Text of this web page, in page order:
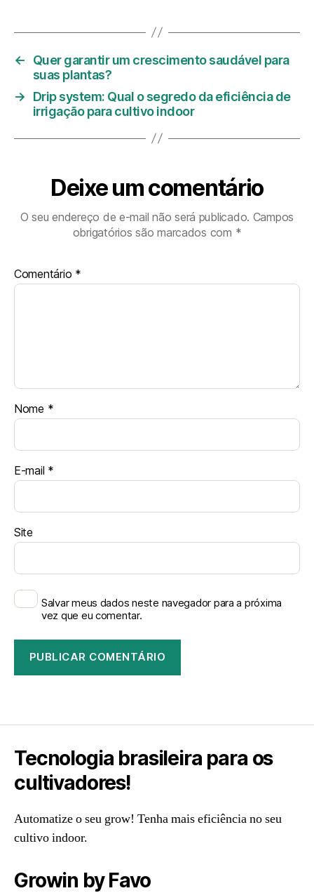
←
Quer garantir um crescimento saudável para
suas plantas?
→
Drip system: Qual o segredo da eficiência de
irrigação para cultivo indoor
Deixe um comentário
O seu endereço de e-mail não será publicado. Campos
obrigatórios são marcados com *
Comentário *
Nome *
E-mail *
Site
Salvar meus dados neste navegador para a próxima
vez que eu comentar.
Tecnologia brasileira para os
cultivadores!
Automatize o seu grow! Tenha mais eficiência no seu
cultivo indoor.
Growin by Favo